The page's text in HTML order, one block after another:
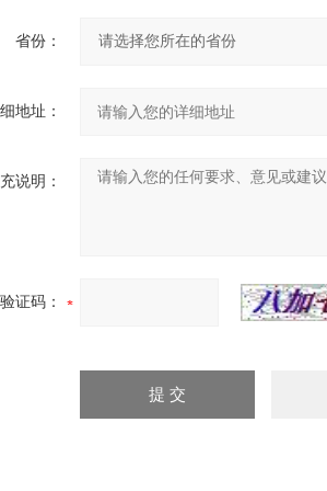
省份：
地址：
说明：
验证码：